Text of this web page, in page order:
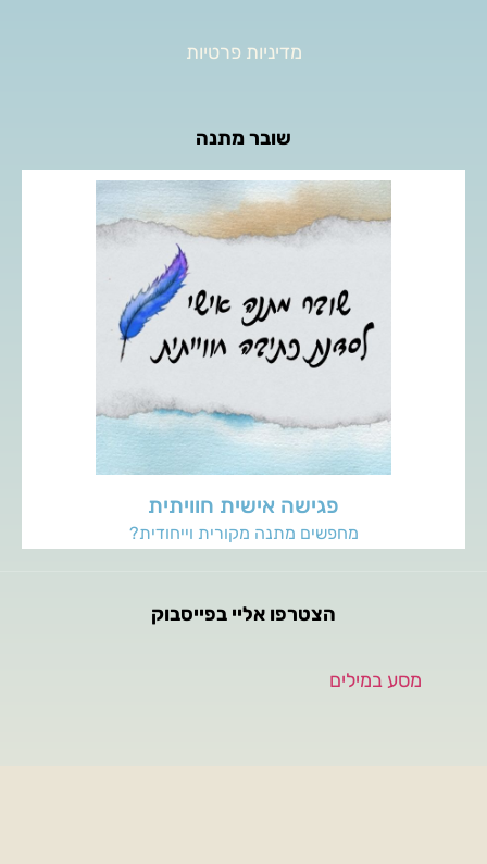
מדיניות פרטיות
שובר מתנה
פגישה אישית חוויתית
מחפשים מתנה מקורית וייחודית?
העניקו לאהובים שלכם מפגש כתיבה חוויתי אישי, המאפשר
מרחב לביטוי עצמי, חקירה פנימית ופריצת מחסומי כתיבה.
לפרטים נוספים
הצטרפו אליי בפייסבוק
‏מסע במילים‏